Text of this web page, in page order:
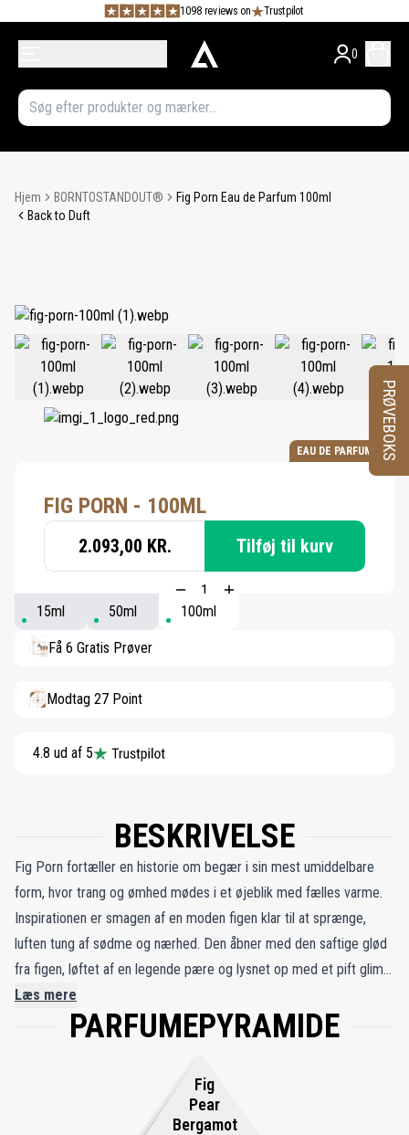
1098 reviews on Trustpilot
0
Hjem BORNTOSTANDOUT®
Fig Porn Eau de Parfum 100ml
Back to Duft
EAU DE PARFUM
FIG PORN - 100ML
2.093,00 KR. Tilføj til kurv
15ml 50ml 100ml
Få 6 Gratis Prøver
Modtag 27 Point
4.8 ud af 5
BESKRIVELSE
Fig Porn fortæller en historie om begær i sin mest umiddelbare
form, hvor trang og ømhed mødes i et øjeblik med fælles varme.
Inspirationen er smagen af ​​en moden figen klar til at sprænge, ​​
luften tung af sødme og nærhed. Den åbner med den saftige glød
fra figen, løftet af en legende pære og lysnet op med et pift glimt
af bergamot. Denne introduktion føles frisk, men alligevel
overbærende, som det første åndedrag af forventning, før man
tyrkisk rose, rigt og omsluttende, blødgjort af et strejf af cremet
mælk og blidt pulver. Basen falder til i varmt rav og glat vanilje,
Læs mere
PARFUMEPYRAMIDE
Fig
Pear
Bergamot
PRØVEBOKS